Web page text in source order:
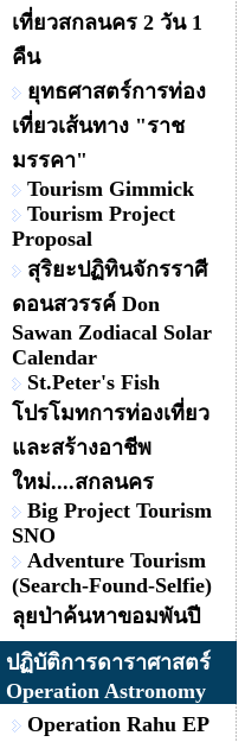
เที่ยวสกลนคร 2 วัน 1
คืน
ยุทธศาสตร์การท่อง
เที่ยวเส้นทาง "ราช
มรรคา"
Tourism Gimmick
Tourism Project
Proposal
สุริยะปฏิทินจักรราศี
ดอนสวรรค์ Don
Sawan Zodiacal Solar
Calendar
St.Peter's Fish
โปรโมทการท่องเที่ยว
และสร้างอาชีพ
ใหม่....สกลนคร
Big Project Tourism
SNO
Adventure Tourism
(Search-Found-Selfie)
ลุยป่าค้นหาขอมพันปี
ปฏิบัติการดาราศาสตร์
Operation Astronomy
Operation Rahu EP